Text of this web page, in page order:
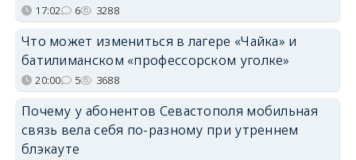
17:02 6 3288
Что может измениться в лагере «Чайка» и
батилиманском «профессорском уголке»
20:00 5 3688
Почему у абонентов Севастополя мобильная
связь вела себя по-разному при утреннем
блэкауте